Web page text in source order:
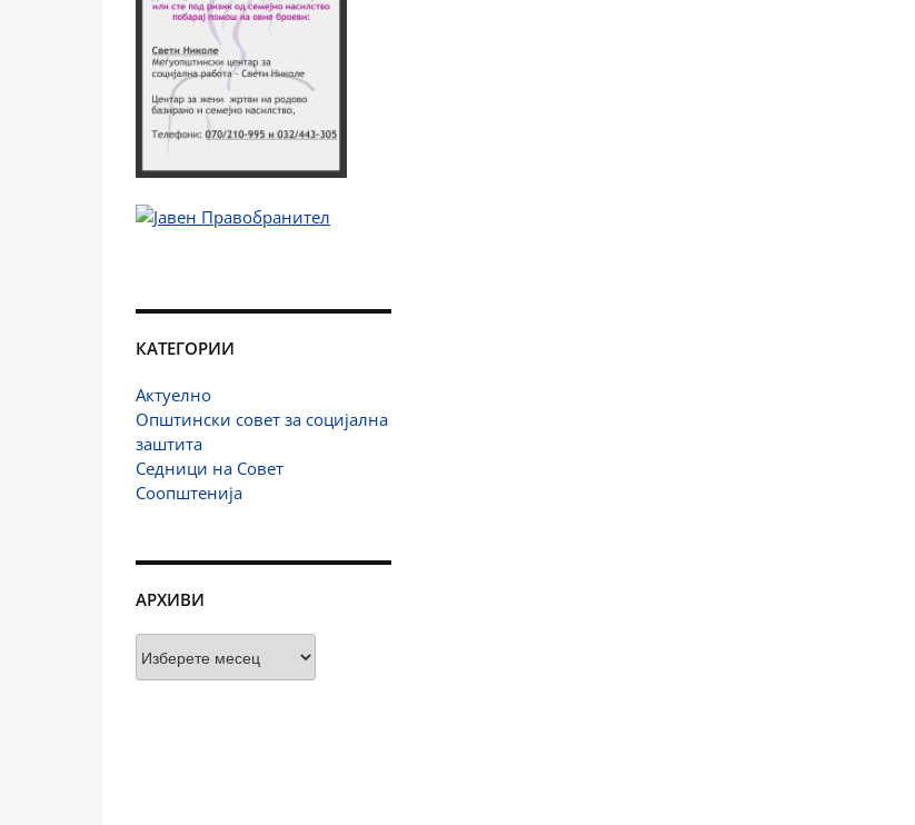
КАТЕГОРИИ
Актуелно
Општински совет за социјална
заштита
Седници на Совет
Соопштенија
АРХИВИ